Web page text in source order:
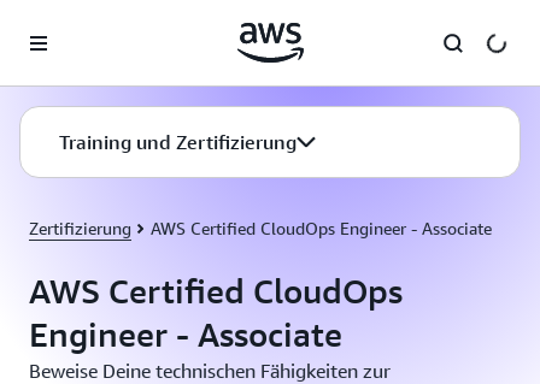
Überspringen zum Hauptinhalt
Training und Zertifizierung
Zertifizierung AWS Certified CloudOps Engineer - Associate
AWS Certified CloudOps
Engineer - Associate
Beweise Deine technischen Fähigkeiten zur